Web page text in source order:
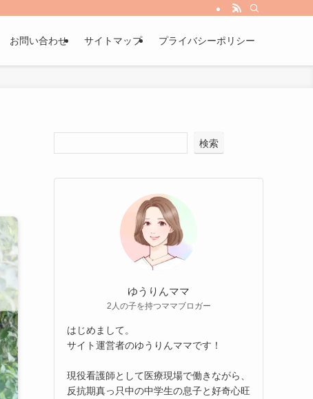
お問い合わせ サイトマップ プライバシーポリシー
検索
ゆうりんママ
2人の子を持つママブロガー
はじめまして。
サイト運営者のゆうりんママです！
現役看護師として医療現場で働きながら、
反抗期真っ只中の中学生の息子と好奇心旺